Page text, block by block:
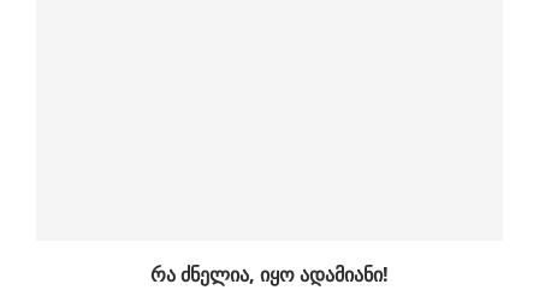
რა ძნელია, იყო ადამიანი!